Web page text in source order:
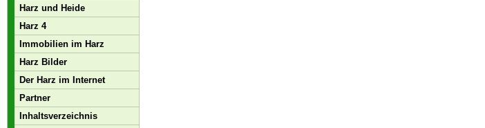
Harz und Heide
Harz 4
Immobilien im Harz
Harz Bilder
Der Harz im Internet
Partner
Inhaltsverzeichnis